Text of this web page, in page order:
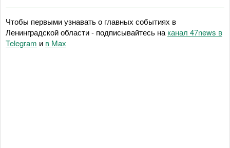
Чтобы первыми узнавать о главных событиях в
Ленинградской области - подписывайтесь на канал 47news в
Telegram и в Maх